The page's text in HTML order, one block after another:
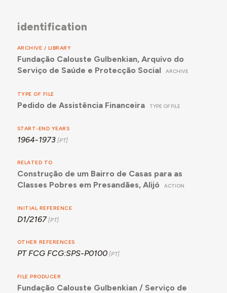
identification
ARCHIVE / LIBRARY
Fundação Calouste Gulbenkian, Arquivo do
Serviço de Saúde e Protecção Social
ARCHIVE
TYPE OF FILE
Pedido de Assistência Financeira TYPE OF FILE
START-END YEARS
1964-1973
RELATED TO
Construção de um Bairro de Casas para as
Classes Pobres em Presandães, Alijó
ACTION
INITIAL REFERENCE
D1/2167
OTHER REFERENCES
PT FCG FCG:SPS-P0100
FILE PRODUCER
Fundação Calouste Gulbenkian / Serviço de